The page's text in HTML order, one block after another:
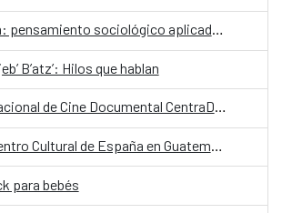
DramaTOURgia: pensamiento sociológico aplicado a la creación escénica
B’atz’: Hilos que hablan
Festival Internacional de Cine Documental CentraDoc
Agosto en el Centro Cultural de España en Guatemala
para bebés